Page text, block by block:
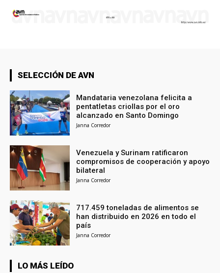
SELECCIÓN DE AVN
Mandataria venezolana felicita a
pentatletas criollas por el oro
alcanzado en Santo Domingo
Janna Corredor
Venezuela y Surinam ratificaron
compromisos de cooperación y apoyo
bilateral
Janna Corredor
717.459 toneladas de alimentos se
han distribuido en 2026 en todo el
país
Janna Corredor
LO MÁS LEÍDO